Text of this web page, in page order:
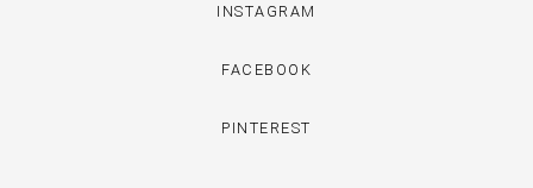
INSTAGRAM
FACEBOOK
PINTEREST